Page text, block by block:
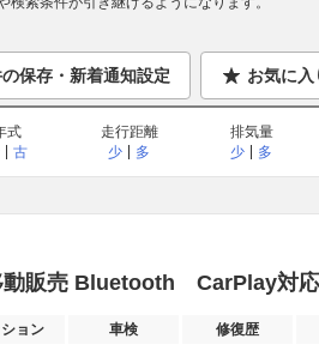
保存・新着通知設定 お気に入
式
古
走行距離
少
多
排気量
少
多
動販売 Bluetooth CarPlay対応
ション 車検 修復歴